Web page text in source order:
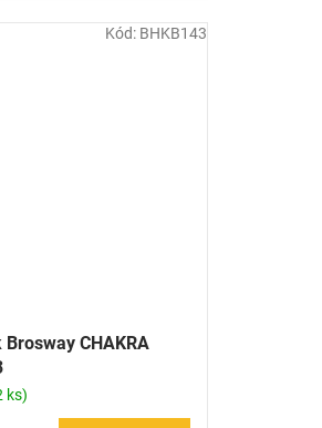
CHAKRA
ks)
Kód: BHKB143